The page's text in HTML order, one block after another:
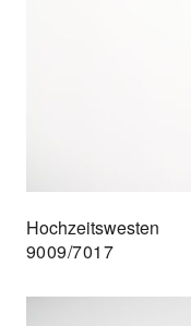
Hochzeitswesten
9009/7017